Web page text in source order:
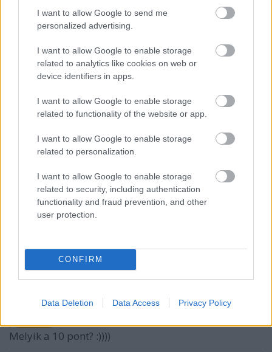
I want to allow Google to send me
personalized advertising.
I want to allow Google to enable storage
related to analytics like cookies on web or
device identifiers in apps.
I want to allow Google to enable storage
related to functionality of the website or app.
I want to allow Google to enable storage
related to personalization.
I want to allow Google to enable storage
related to security, including authentication
functionality and fraud prevention, and other
user protection.
CONFIRM
Data Deletion Data Access Privacy Policy
@Vérszegény éjszakai dúvad
Deutsch? Mert ha a stílus őszinte, akkor abból jön le,
hogy ő egy tapló. De ha egy politikus nem taplón
viselkedik, akkor nem tudod, hogy őszinte-e a stílus,
visszatérve Deutsch Tamásra, akkor ha te őszintének
nevezed azt, amikor trágár, akkor mikor tud
viselkedni, az megjátszás. Ezek szerint Deutsch
mégsem őszinte ember, csak most párszor volt az, se
előtte, se utána.
tibike3
15 éve
15 éve
@tibike3:
Melyik a 10 pont? :))))